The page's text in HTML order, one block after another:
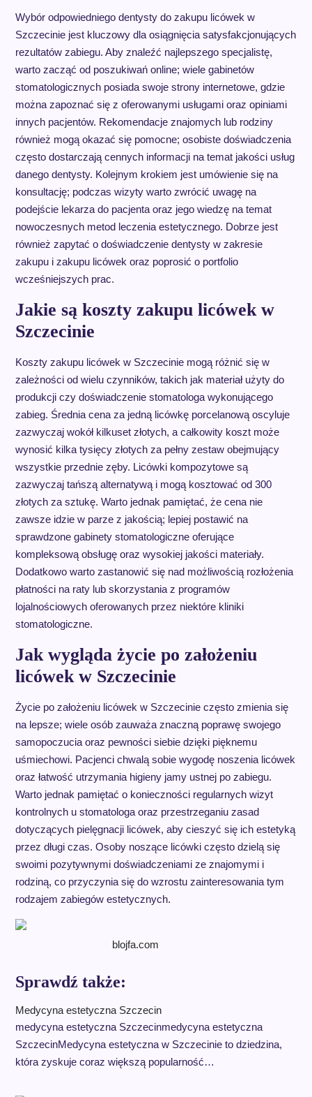
Wybór odpowiedniego dentysty do zakupu licówek w
Szczecinie jest kluczowy dla osiągnięcia satysfakcjonujących
rezultatów zabiegu. Aby znaleźć najlepszego specjalistę,
warto zacząć od poszukiwań online; wiele gabinetów
stomatologicznych posiada swoje strony internetowe, gdzie
można zapoznać się z oferowanymi usługami oraz opiniami
innych pacjentów. Rekomendacje znajomych lub rodziny
również mogą okazać się pomocne; osobiste doświadczenia
często dostarczają cennych informacji na temat jakości usług
danego dentysty. Kolejnym krokiem jest umówienie się na
konsultację; podczas wizyty warto zwrócić uwagę na
podejście lekarza do pacjenta oraz jego wiedzę na temat
nowoczesnych metod leczenia estetycznego. Dobrze jest
również zapytać o doświadczenie dentysty w zakresie
zakupu i zakupu licówek oraz poprosić o portfolio
wcześniejszych prac.
Jakie są koszty zakupu licówek w
Szczecinie
Koszty zakupu licówek w Szczecinie mogą różnić się w
zależności od wielu czynników, takich jak materiał użyty do
produkcji czy doświadczenie stomatologa wykonującego
zabieg. Średnia cena za jedną licówkę porcelanową oscyluje
zazwyczaj wokół kilkuset złotych, a całkowity koszt może
wynosić kilka tysięcy złotych za pełny zestaw obejmujący
wszystkie przednie zęby. Licówki kompozytowe są
zazwyczaj tańszą alternatywą i mogą kosztować od 300
złotych za sztukę. Warto jednak pamiętać, że cena nie
zawsze idzie w parze z jakością; lepiej postawić na
sprawdzone gabinety stomatologiczne oferujące
kompleksową obsługę oraz wysokiej jakości materiały.
Dodatkowo warto zastanowić się nad możliwością rozłożenia
płatności na raty lub skorzystania z programów
lojalnościowych oferowanych przez niektóre kliniki
stomatologiczne.
Jak wygląda życie po założeniu
licówek w Szczecinie
Życie po założeniu licówek w Szczecinie często zmienia się
na lepsze; wiele osób zauważa znaczną poprawę swojego
samopoczucia oraz pewności siebie dzięki pięknemu
uśmiechowi. Pacjenci chwalą sobie wygodę noszenia licówek
oraz łatwość utrzymania higieny jamy ustnej po zabiegu.
Warto jednak pamiętać o konieczności regularnych wizyt
kontrolnych u stomatologa oraz przestrzeganiu zasad
dotyczących pielęgnacji licówek, aby cieszyć się ich estetyką
przez długi czas. Osoby noszące licówki często dzielą się
swoimi pozytywnymi doświadczeniami ze znajomymi i
rodziną, co przyczynia się do wzrostu zainteresowania tym
rodzajem zabiegów estetycznych.
blojfa.com
Sprawdź także:
Medycyna estetyczna Szczecin
medycyna estetyczna Szczecinmedycyna estetyczna
SzczecinMedycyna estetyczna w Szczecinie to dziedzina,
która zyskuje coraz większą popularność…